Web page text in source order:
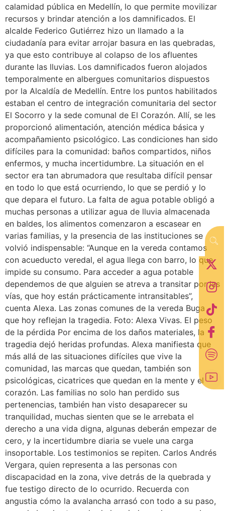
calamidad pública en Medellín, lo que permite movilizar
recursos y brindar atención a los damnificados. El
alcalde Federico Gutiérrez hizo un llamado a la
ciudadanía para evitar arrojar basura en las quebradas,
ya que esto contribuye al colapso de los afluentes
durante las lluvias. Los damnificados fueron alojados
temporalmente en albergues comunitarios dispuestos
por la Alcaldía de Medellín. Entre los puntos habilitados
estaban el centro de integración comunitaria del sector
El Socorro y la sede comunal de El Corazón. Allí, se les
proporcionó alimentación, atención médica básica y
acompañamiento psicológico. Las condiciones han sido
difíciles para la comunidad: baños compartidos, niños
enfermos, y mucha incertidumbre. La situación en el
sector era tan abrumadora que resultaba difícil pensar
en todo lo que está ocurriendo, lo que se perdió y lo
que depara el futuro. La falta de agua potable obligó a
muchas personas a utilizar agua de lluvia almacenada
en baldes, los alimentos comenzaron a escasear en
varias familias, y la presencia de las instituciones se
volvió indispensable: “Aunque en la vereda contamos
con acueducto veredal, el agua llega con barro, lo que
impide su consumo. Para acceder a agua potable
dependemos de que alguien se atreva a transitar por las
vías, que hoy están prácticamente intransitables”,
cuenta Alexa. Las zonas comunes de la vereda Buga
que hoy reflejan la tragedia. Foto: Alexa Vivas. El peso
de la pérdida Por encima de los daños materiales, la
tragedia dejó heridas profundas. Alexa manifiesta que
más allá de las situaciones difíciles que vive la
comunidad, las marcas que quedan, también son
psicológicas, cicatrices que quedan en la mente y el
corazón. Las familias no solo han perdido sus
pertenencias, también han visto desaparecer su
tranquilidad, muchas sienten que se le arrebata el
derecho a una vida digna, algunas deberán empezar de
cero, y la incertidumbre diaria se vuele una carga
insoportable. Los testimonios se repiten. Carlos Andrés
Vergara, quien representa a las personas con
discapacidad en la zona, vive detrás de la quebrada y
fue testigo directo de lo ocurrido. Recuerda con
angustia cómo la avalancha arrasó con todo a su paso,